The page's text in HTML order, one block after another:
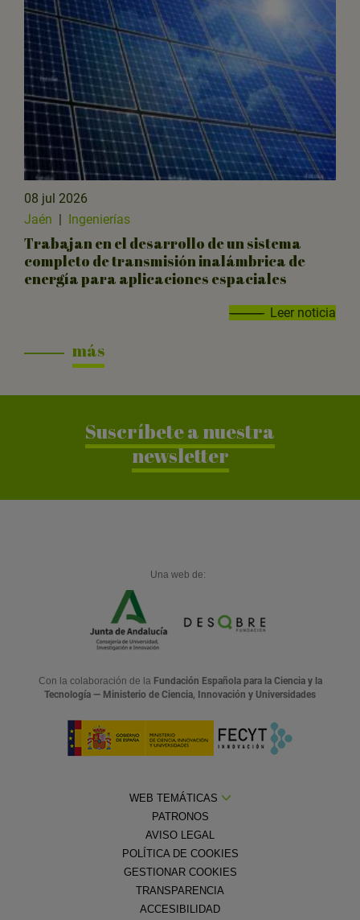
08 jul 2026
Jaén
Ingenierías
Trabajan en el desarrollo de un sistema
completo de transmisión inalámbrica de
energía para aplicaciones espaciales
Leer noticia
más
Suscríbete a nuestra
newsletter
Una web de:
Con la colaboración de la Fundación Española para la Ciencia y la
Tecnología — Ministerio de Ciencia, Innovación y Universidades
WEB TEMÁTICAS
PATRONOS
AVISO LEGAL
POLÍTICA DE COOKIES
GESTIONAR COOKIES
TRANSPARENCIA
ACCESIBILIDAD